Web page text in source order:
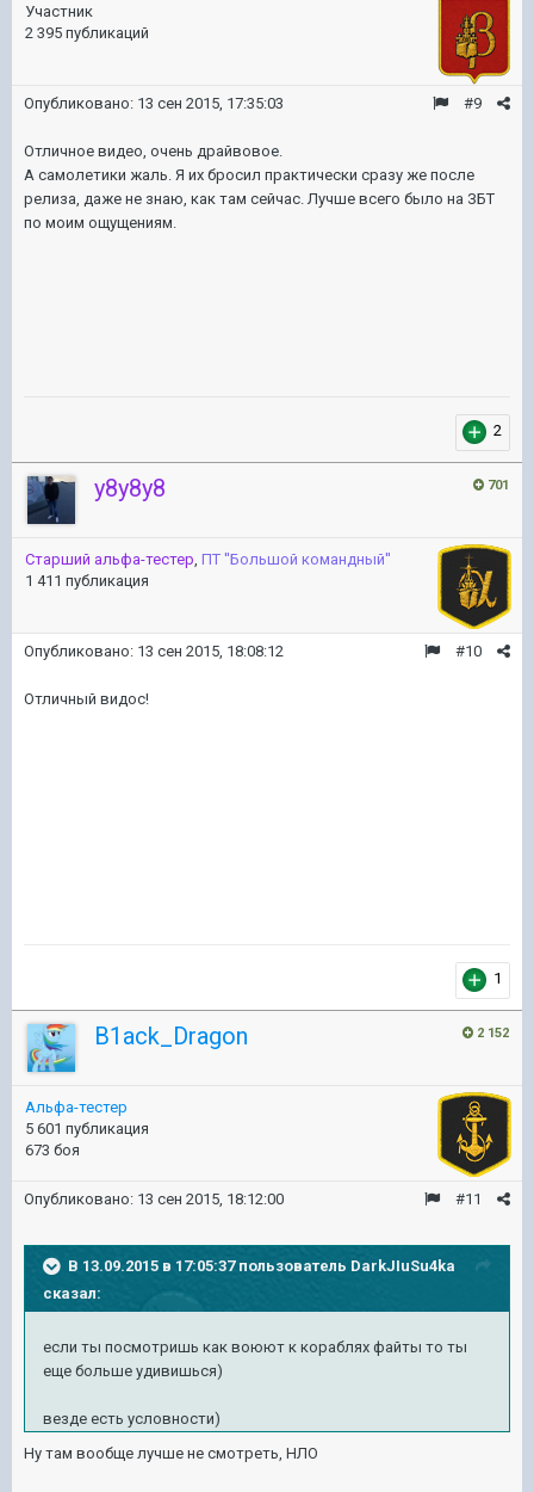
Участник
2 395 публикаций
#9
Опубликовано: 13 сен 2015, 17:35:03
Отличное видео, очень драйвовое.
А самолетики жаль. Я их бросил практически сразу же после
релиза, даже не знаю, как там сейчас. Лучше всего было на ЗБТ
по моим ощущениям.
2
701
y8y8y8
Старший альфа-тестер ПТ ''Большой командный''
1 411 публикация
#10
Опубликовано: 13 сен 2015, 18:08:12
Отличный видос!
1
2 152
B1ack_Dragon
Альфа-тестер
5 601 публикация
673 боя
#11
Опубликовано: 13 сен 2015, 18:12:00
В 13.09.2015 в 17:05:37 пользователь DarkJIuSu4ka
сказал:
если ты посмотришь как воюют к кораблях файты то ты
еще больше удивишься)
везде есть условности)
Ну там вообще лучше не смотреть, НЛО